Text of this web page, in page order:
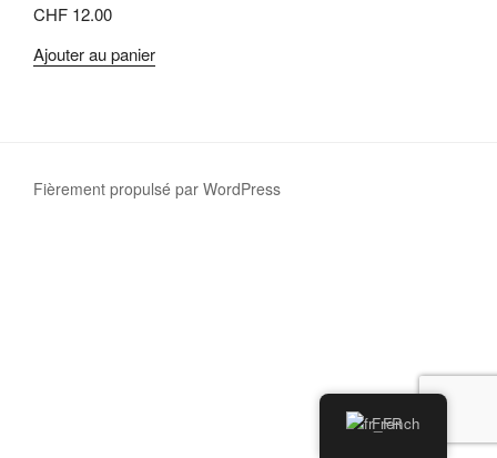
CHF 12.00
Ajouter au panier
Fièrement propulsé par WordPress
French